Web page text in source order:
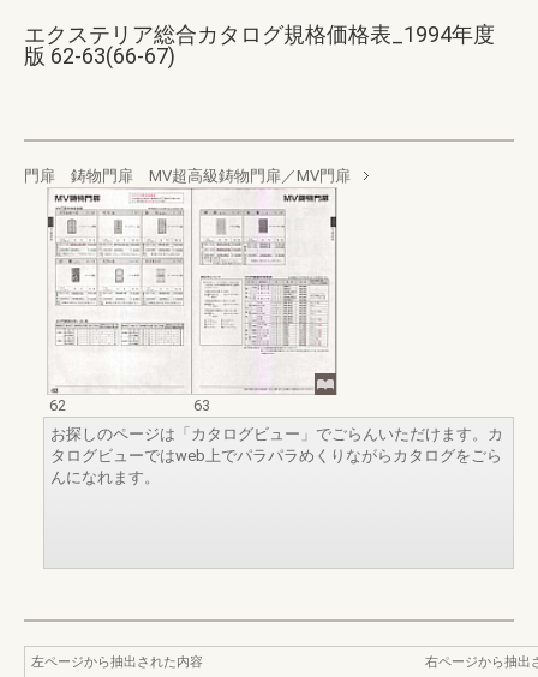
エクステリア総合カタログ規格価格表_1994年度
版 62-63(66-67)
門扉 鋳物門扉 MV超高級鋳物門扉／MV門扉
62
63
お探しのページは「カタログビュー」でごらんいただけます。カ
タログビューではweb上でパラパラめくりながらカタログをごら
んになれます。
左ページから抽出された内容
右ページから抽出